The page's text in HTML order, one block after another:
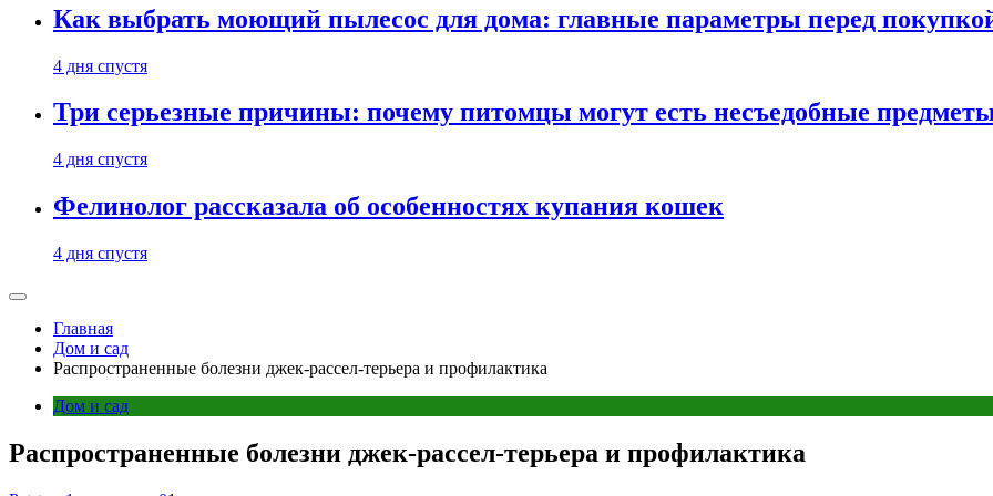
Как выбрать моющий пылесос для дома: главные параметры перед
4 дня спустя
Три серьезные причины: почему питомцы могут есть несъедобные
4 дня спустя
Фелинолог рассказала об особенностях купания кошек
4 дня спустя
Главная
Дом и сад
Распространенные болезни джек-рассел-терьера и профилактика
Дом и сад
Распространенные болезни джек-рассел-терьера и профилактика